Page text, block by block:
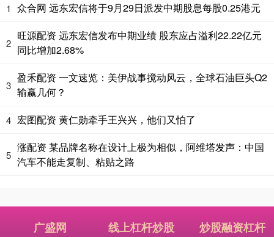
1 众合网 远东宏信将于9月29日派发中期股息每股0.25港元
2
旺源配资 远东宏信发布中期业绩 股东应占溢利22.22亿元
同比增加2.68%
3
盈禾配资 一文速览：美伊战事搅动风云，全球石油巨头Q2
输赢几何？
4 宏图配资 黄仁勋牵手王兴兴，他们又怕了
5
涨配资 某品牌名称在设计上极为相似，阿维塔发声：中国
汽车不能走复制、粘贴之路
广盛网 线上杠杆炒股 炒股融资杠杆